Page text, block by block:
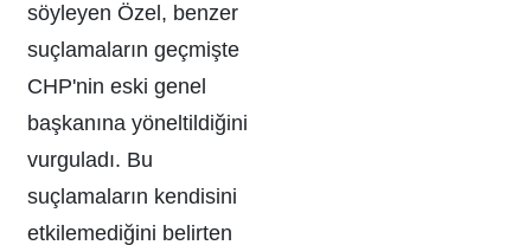
söyleyen Özel, benzer
suçlamaların geçmişte
CHP'nin eski genel
başkanına yöneltildiğini
vurguladı. Bu
suçlamaların kendisini
etkilemediğini belirten